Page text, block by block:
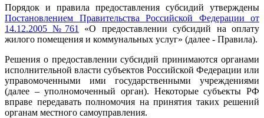
Порядок и правила предоставления субсидий утверждены
Постановлением Правительства Российской Федерации от
14.12.2005 №761
«О предоставлении субсидий на оплату
жилого помещения и коммунальных услуг» (далее - Правила).
Решения о предоставлении субсидий принимаются органами
исполнительной власти субъектов Российской Федерации или
управомоченными ими государственными учреждениями
(далее – уполномоченный орган). Некоторые субъекты РФ
вправе передавать полномочия на принятия таких решений
органам местного самоуправления.